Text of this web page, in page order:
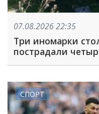
07.08.2026 22:35
Три иномарки
пострадали
СПОРТ